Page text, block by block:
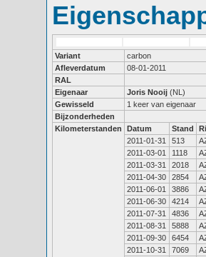
Variant
carbon
Afleverdatum
08-01-2011
RAL
Eigenaar
Joris Nooij (NL)
Gewisseld
1 keer van eigenaar
Bijzonderheden
Kilometerstanden
Datum Stand
2011-01-31
513
2011-03-01
1118
2011-03-31
2018
2011-04-30
2854
2011-06-01
3886
2011-06-30
4214
2011-07-31
4836
2011-08-31
5888
2011-09-30
6454
2011-10-31
7069